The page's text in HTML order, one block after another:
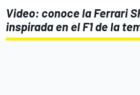
Video: conoce la Ferrari
inspirada en el F1 de la